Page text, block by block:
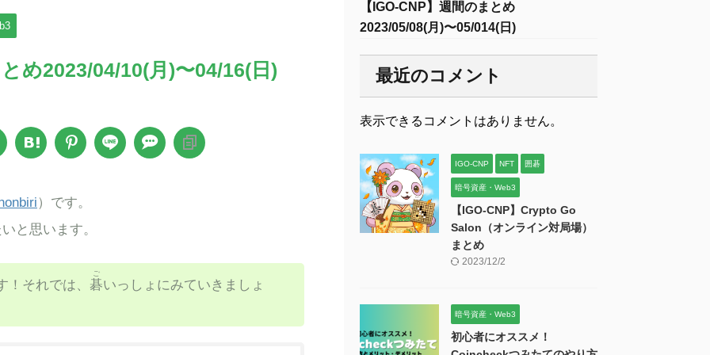
め2023/04/10(月)〜04/16(日)
）です。
と思います。
それでは、 碁
ご
いっしょにみていきましょ
【IGO-CNP】週間のまとめ
2023/05/08(月)〜05/014(日)
最近のコメント
表示できるコメントはありません。
IGO-CNP NFT 囲碁
暗号資産・Web3
【IGO-CNP】Crypto Go
Salon（オンライン対局場）
まとめ
2023/12/2
暗号資産・Web3
初心者にオススメ！